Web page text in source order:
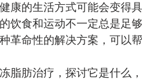
康的生活方式可能会变得
饮食和运动不一定总是足
革命性的解决方案，可以
脂肪治疗，探讨它是什么